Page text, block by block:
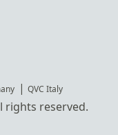
QVC Italy
rights reserved.